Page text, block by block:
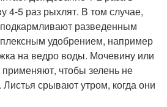
4-5 раз рыхлят. В том случае,
разведенным
удобрением, например
на ведро воды. Мочевину или
чтобы зелень не
срывают утром, когда они